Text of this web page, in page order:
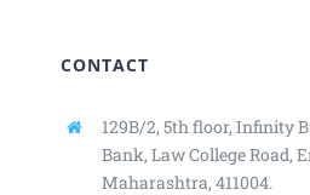
CONTACT
129B/2, 5th floor, Infinity
Bank, Law College Road,
Maharashtra, 411004.